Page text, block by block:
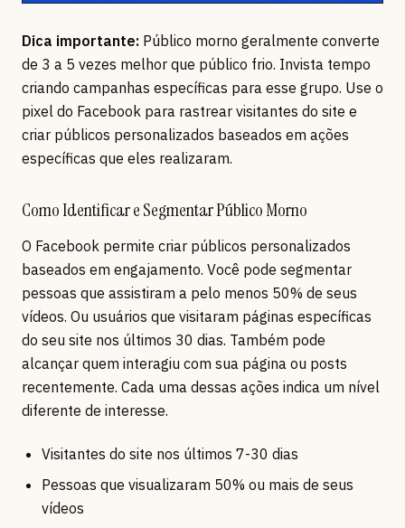
Dica importante: Público morno geralmente converte
de 3 a 5 vezes melhor que público frio. Invista tempo
criando campanhas específicas para esse grupo. Use o
pixel do Facebook para rastrear visitantes do site e
criar públicos personalizados baseados em ações
específicas que eles realizaram.
Como Identificar e Segmentar Público Morno
O Facebook permite criar públicos personalizados
baseados em engajamento. Você pode segmentar
pessoas que assistiram a pelo menos 50% de seus
vídeos. Ou usuários que visitaram páginas específicas
do seu site nos últimos 30 dias. Também pode
alcançar quem interagiu com sua página ou posts
recentemente. Cada uma dessas ações indica um nível
diferente de interesse.
Visitantes do site nos últimos 7-30 dias
Pessoas que visualizaram 50% ou mais de seus
vídeos